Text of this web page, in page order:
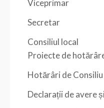
Viceprimar
Secretar
Consiliul local
Proiecte de
Hotărâri de Consiliu
Declarații de avere